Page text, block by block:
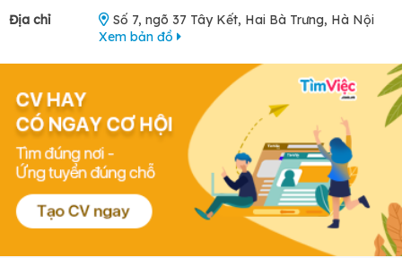
Địa chỉ
Số 7, ngõ 37 Tây Kết, Hai Bà Trưng, Hà Nội
Xem bản đồ